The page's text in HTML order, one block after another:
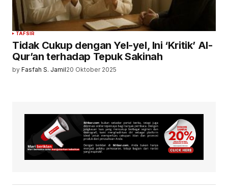
TAFSIR
Tidak Cukup dengan Yel-yel, Ini ‘Kritik’ Al-
Qur’an terhadap Tepuk Sakinah
by Fasfah S. Jamil20 Oktober 2025